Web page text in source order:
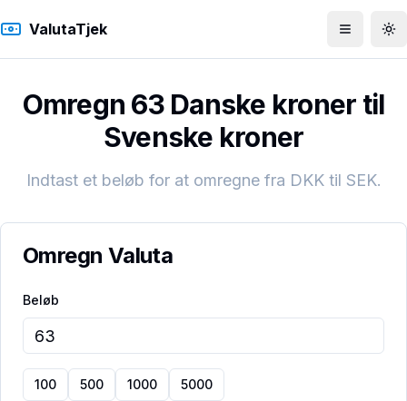
ValutaTjek Åbn menu
Omregn 63 Danske kroner til
Svenske kroner
Indtast et beløb for at omregne fra DKKtil SEK.
Omregn Valuta
Beløb
100 500 1000 5000